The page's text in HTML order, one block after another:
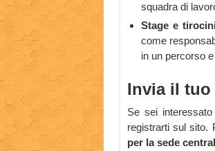
squadra di
Stage e
come
in un percorso
Invia il
Se sei
registrarti sul sito.
per la sede